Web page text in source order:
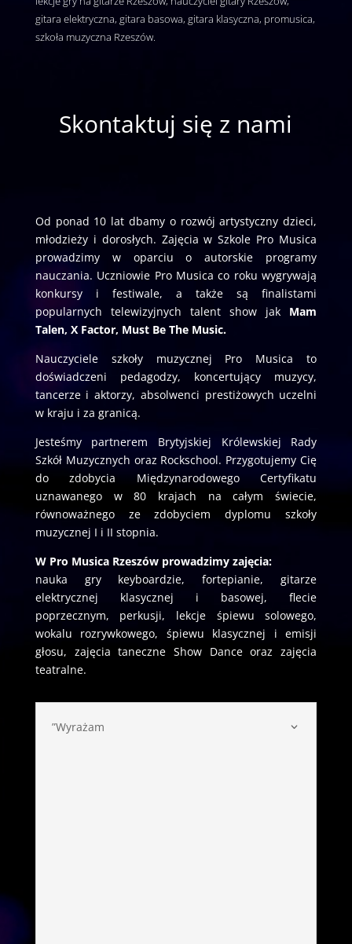
gitara elektryczna, gitara basowa, gitara klasyczna, promusica,
szkoła muzyczna Rzeszów.
Skontaktuj się z nami
Od ponad 10 lat dbamy o rozwój artystyczny dzieci,
młodzieży i dorosłych. Zajęcia w Szkole Pro Musica
prowadzimy w oparciu o autorskie programy
nauczania. Uczniowie Pro Musica co roku wygrywają
konkursy i festiwale, a także są finalistami
popularnych telewizyjnych talent show jak Mam
Talen, X Factor, Must Be The Music.
Nauczyciele szkoły muzycznej Pro Musica to
doświadczeni pedagodzy, koncertujący muzycy,
tancerze i aktorzy, absolwenci prestiżowych uczelni
w kraju i za granicą.
Jesteśmy partnerem Brytyjskiej Królewskiej Rady
Szkół Muzycznych oraz Rockschool. Przygotujemy Cię
do zdobycia Międzynarodowego Certyfikatu
uznawanego w 80 krajach na całym świecie,
równoważnego ze zdobyciem dyplomu szkoły
muzycznej I i II stopnia.
W Pro Musica Rzeszów prowadzimy zajęcia:
nauka gry keyboardzie, fortepianie, gitarze
elektrycznej klasycznej i basowej, flecie
poprzecznym, perkusji, lekcje śpiewu solowego,
wokalu rozrywkowego, śpiewu klasycznej i emisji
głosu, zajęcia taneczne Show Dance oraz zajęcia
teatralne.
”Wyrażam